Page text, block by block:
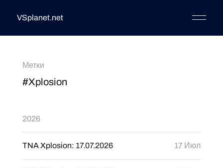
VSplanet.net
Метки
#Xplosion
2026
TNA Xplosion: 17.07.2026 17 Июл